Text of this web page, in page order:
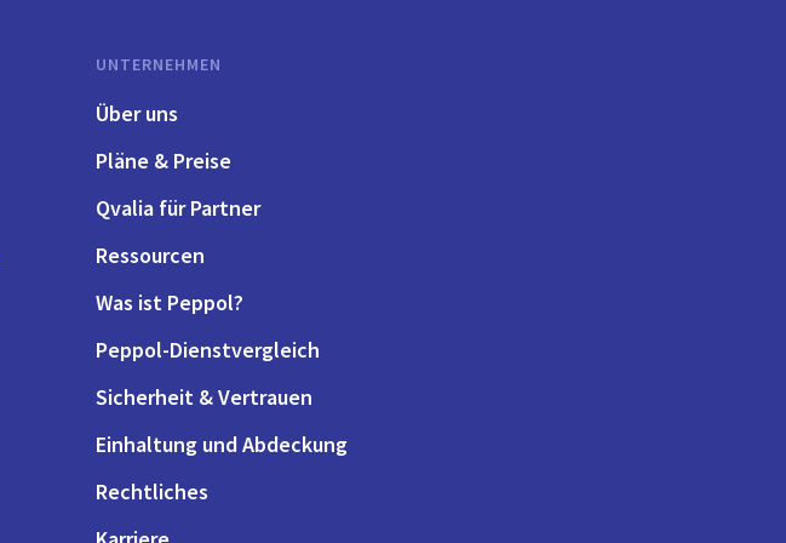
UNTERNEHMEN
Über uns
Pläne & Preise
Qvalia für Partner
Ressourcen
Was ist Peppol?
Peppol-Dienstvergleich
Sicherheit & Vertrauen
Einhaltung und Abdeckung
Rechtliches